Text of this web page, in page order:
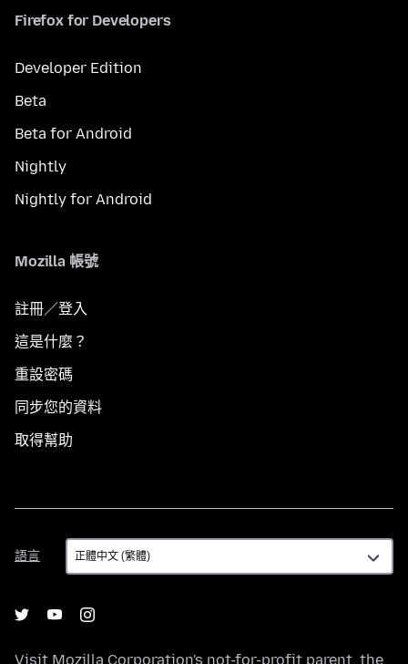
Firefox for Developers
Developer Edition
Beta
Beta for Android
Nightly
Nightly for Android
Mozilla 帳號
註冊／登入
這是什麼？
重設密碼
同步您的資料
取得幫助
語言
語
言
Visit Mozilla Corporation's not-for-profit parent, the